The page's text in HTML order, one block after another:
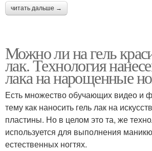
читать дальше →
Можно ли на гель
лак. Технология
лака на нарощенные
Есть множество обучающих видео и
тему как наносить гель лак на
пластины. Но в целом это та, же
используется для выполнения
естественных ногтях.